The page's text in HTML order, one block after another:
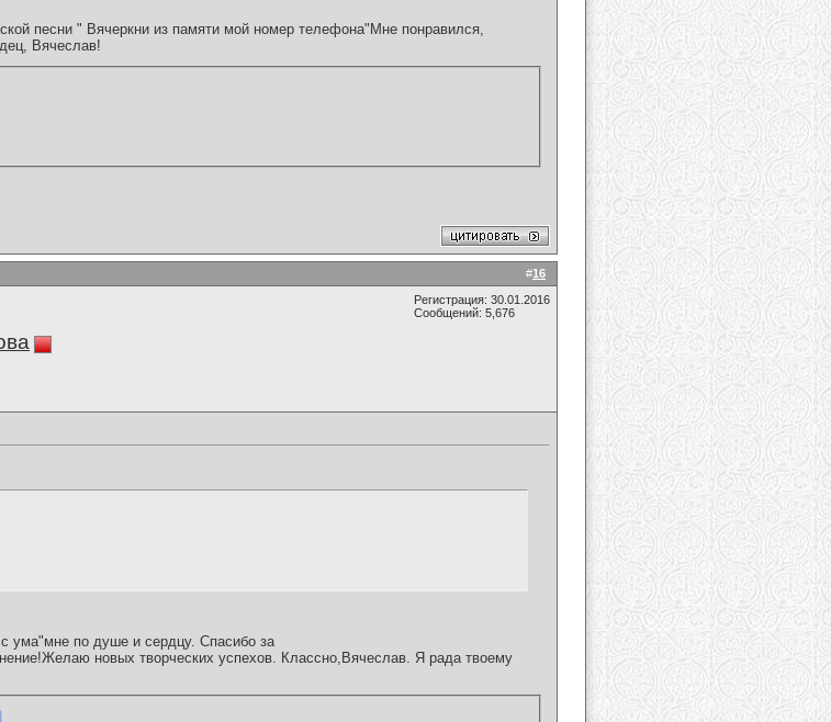
песни " Вячеркни из памяти мой номер телефона"Мне понравился,
Вячеслав!
#16
Регистрация: 30.01.2016
Сообщений: 5,676
ума"мне по душе и сердцу. Спасибо за
новых творческих успехов. Классно,Вячеслав. Я рада твоему